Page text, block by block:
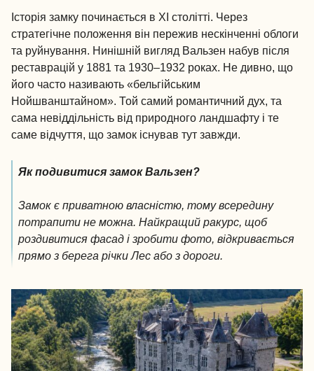
Історія замку починається в XI столітті. Через
стратегічне положення він пережив нескінченні облоги
та руйнування. Нинішній вигляд Вальзен набув після
реставрацій у 1881 та 1930–1932 роках. Не дивно, що
його часто називають «бельгійським
Нойшванштайном». Той самий романтичний дух, та
сама невіддільність від природного ландшафту і те
саме відчуття, що замок існував тут завжди.
Як подивитися замок Вальзен?
Замок є приватною власністю, тому всередину
потрапити не можна. Найкращий ракурс, щоб
роздивитися фасад і зробити фото, відкривається
прямо з берега річки Лес або з дороги.